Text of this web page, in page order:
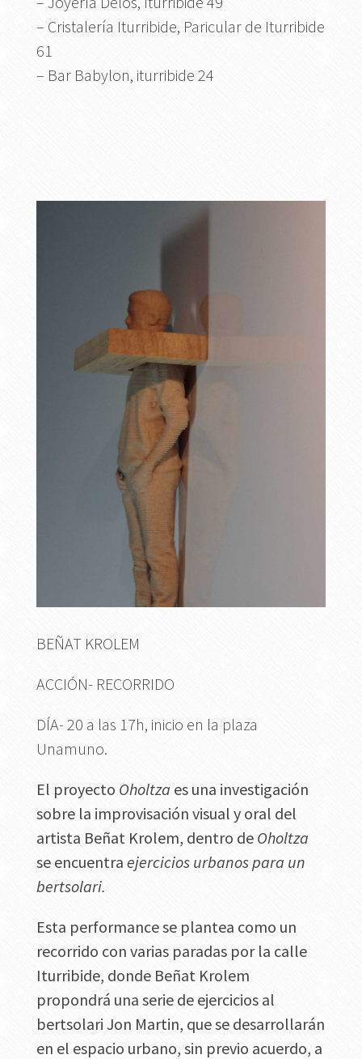
– Cristalería Iturribide, Paricular de Iturribide
61
– Bar Babylon, iturribide 24
BEÑAT KROLEM
ACCIÓN- RECORRIDO
DÍA- 20 a las 17h, inicio en la plaza
Unamuno.
El proyecto Oholtza es una investigación
sobre la improvisación visual y oral del
artista Beñat Krolem, dentro de Oholtza
se encuentra ejercicios urbanos para un
bertsolari.
Esta performance se plantea como un
recorrido con varias paradas por la calle
Iturribide, donde Beñat Krolem
propondrá una serie de ejercicios al
bertsolari Jon Martin, que se desarrollarán
en el espacio urbano, sin previo acuerdo, a